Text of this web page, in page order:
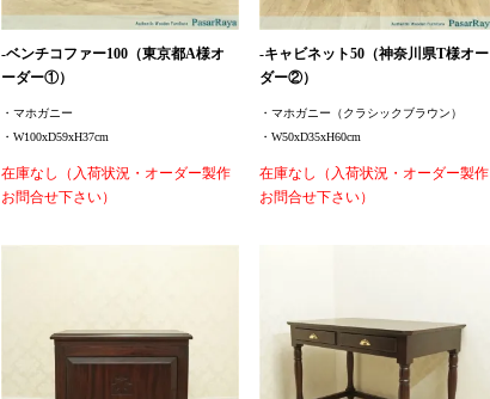
-ベンチコファー100（東京都A様オ
ーダー①）
・マホガニー
・W100xD59xH37cm
在庫なし（入荷状況・オーダー製作
お問合せ下さい）
-キャビネット50（神奈川県T様オー
ダー②）
・マホガニー（クラシックブラウン）
・W50xD35xH60cm
在庫なし（入荷状況・オーダー製作
お問合せ下さい）